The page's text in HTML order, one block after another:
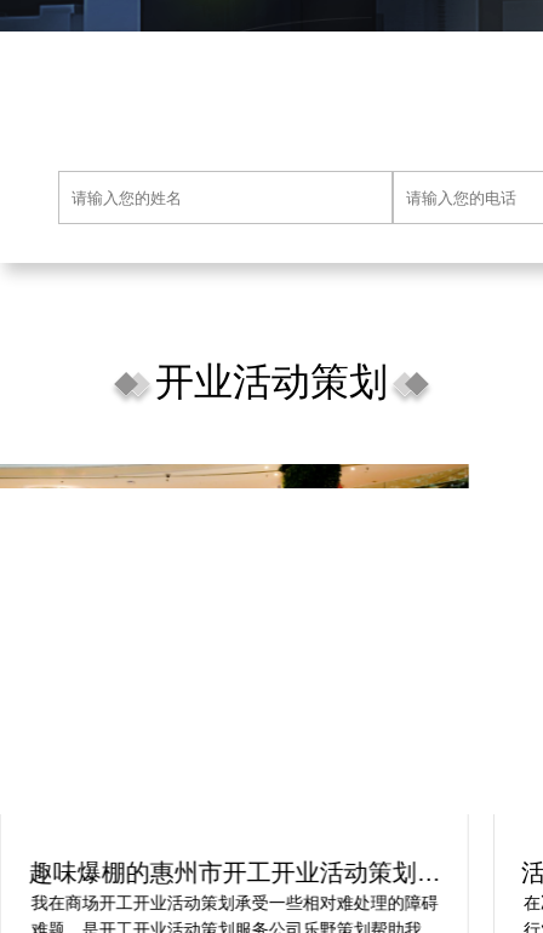
开业活动策划
趣味爆棚的惠州市开工开业活动策划方
案精选
我在商场开工开业活动策划承受一些相对难处理的障碍
难题，是开工开业活动策划服务公司乐野策划帮助我完